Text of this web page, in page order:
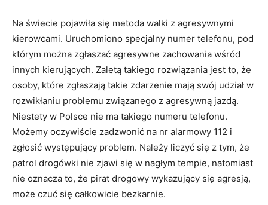
Na świecie pojawiła się metoda walki z agresywnymi
kierowcami. Uruchomiono specjalny numer telefonu, pod
którym można zgłaszać agresywne zachowania wśród
innych kierujących. Zaletą takiego rozwiązania jest to, że
osoby, które zgłaszają takie zdarzenie mają swój udział w
rozwikłaniu problemu związanego z agresywną jazdą.
Niestety w Polsce nie ma takiego numeru telefonu.
Możemy oczywiście zadzwonić na nr alarmowy 112 i
zgłosić występujący problem. Należy liczyć się z tym, że
patrol drogówki nie zjawi się w nagłym tempie, natomiast
nie oznacza to, że pirat drogowy wykazujący się agresją,
może czuć się całkowicie bezkarnie.